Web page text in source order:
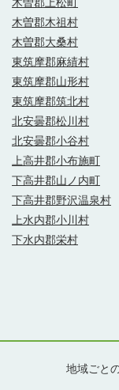
木曽郡木祖村
木曽郡大桑村
東筑摩郡麻績村
東筑摩郡山形村
東筑摩郡筑北村
北安曇郡松川村
北安曇郡小谷村
上高井郡小布施町
下高井郡山ノ内町
下高井郡野沢温泉村
上水内郡小川村
下水内郡栄村
地域ごと